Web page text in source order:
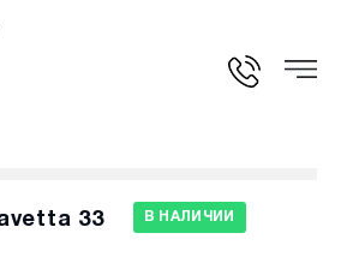
33 В НАЛИЧИИ